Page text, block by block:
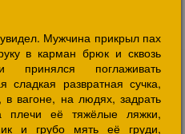
Мужчина прикрыл пах
в карман брюк и сквозь
принялся поглаживать
развратная сучка,
вагоне, на людях, задрать
плечи её тяжёлые ляжки,
и грубо мять её груди,